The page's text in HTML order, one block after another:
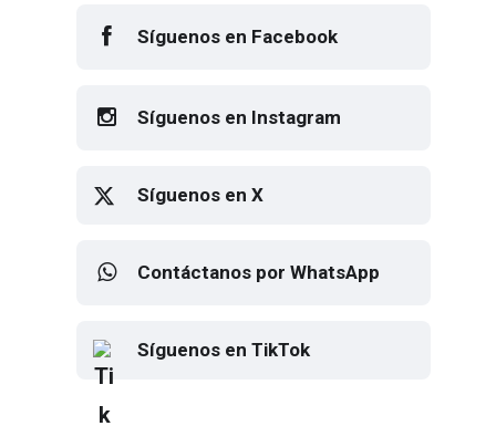
Síguenos en Facebook
Síguenos en Instagram
Síguenos en X
Contáctanos por WhatsApp
Síguenos en TikTok
Elton John regresa a CDMX para
despedirse en el Estadio Banorte